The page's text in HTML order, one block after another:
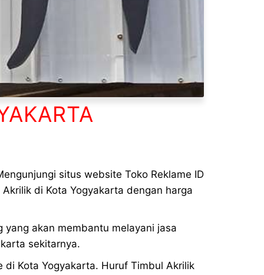
situs website Toko Reklame ID
di Kota Yogyakarta dengan harga
akan membantu melayani jasa
sekitarnya.
di Kota Yogyakarta. Huruf Timbul Akrilik